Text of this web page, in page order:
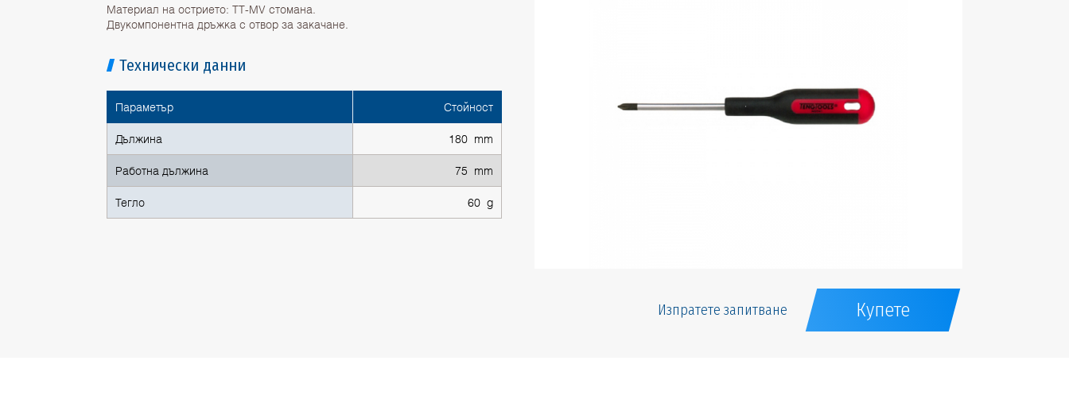
Материал на острието: TT-MV стомана.
Двукомпонентна дръжка с отвор за закачане.
Технически данни
Параметър Стойност
Дължина 180 mm
Работна дължина 75 mm
Тегло 60 g
Изпратете запитване Купете